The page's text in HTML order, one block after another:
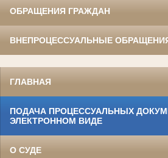
ОБРАЩЕНИЯ ГРАЖДАН
ВНЕПРОЦЕССУАЛЬНЫЕ
ГЛАВНАЯ
ПОДАЧА ПРОЦЕССУАЛЬНЫХ
ЭЛЕКТРОННОМ ВИДЕ
О СУДЕ